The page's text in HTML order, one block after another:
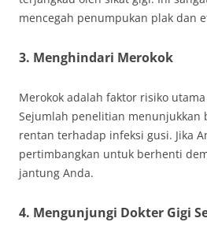
mencegah penumpukan plak dan
3. Menghindari Merokok
Merokok adalah faktor risiko
Sejumlah penelitian menunjukkan
rentan terhadap infeksi gusi. Jika
pertimbangkan untuk berhenti
jantung Anda.
4. Mengunjungi Dokter Gigi